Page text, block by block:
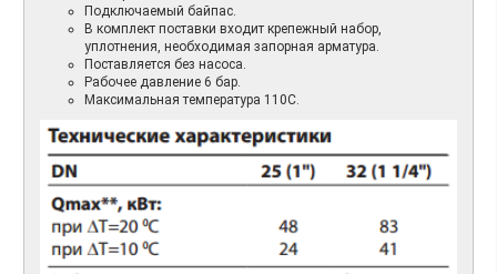
Подключаемый байпас.
В комплект поставки входит крепежный набор,
уплотнения, необходимая запорная арматура.
Поставляется без насоса.
Рабочее давление 6 бар.
Максимальная температура 110C.